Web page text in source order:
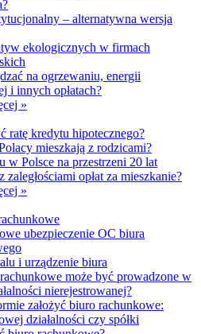
– alternatywna wersja
ekologicznych w firmach
na ogrzewaniu, energii
i innych opłatach?
»
ratę kredytu hipotecznego?
mieszkają z rodzicami?
w Polsce na przestrzeni 20 lat
zaległościami opłat za mieszkanie?
»
ubezpieczenie OC biura
i urządzenie biura
może być prowadzone w
nierejestrowanej?
założyć biuro rachunkowe:
działalności czy spółki